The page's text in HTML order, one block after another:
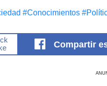
#Conocimientos
Compartir